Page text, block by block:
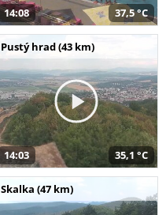
14:08 37,5 °C
Pustý hrad (43 km)
14:03 35,1 °C
Skalka (47 km)